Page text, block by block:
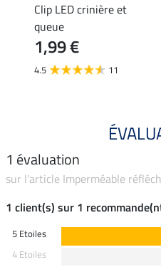
Clip LED crinière et
queue
1,99 €
4.5 11
1 évaluation
sur l'article Imperméable
1 client(s) sur 1
5 Etoiles
4 Etoiles